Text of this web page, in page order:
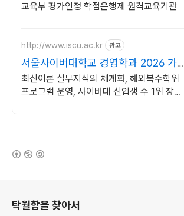
교육부 평가인정 학점은행제 원격교육기관
http://www.iscu.ac.kr 광고
서울사이버대학교 경영학과 2026 가
을학기 신편입생
최신이론 실무지식의 체계화, 해외복수학위
프로그램 운영, 사이버대 신입생 수 1위 장학
탁월함을 찾아서